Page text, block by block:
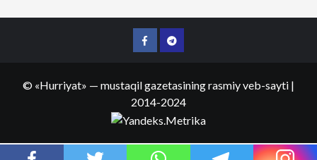
FacebookTelegram
© «Hurriyat» — mustaqil gazetasining rasmiy veb-sayti |
2014-2024